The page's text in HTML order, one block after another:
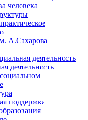
человека
А.Сахарова
деятельность
деятельность
поддержка